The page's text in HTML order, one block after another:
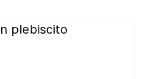
plebiscito